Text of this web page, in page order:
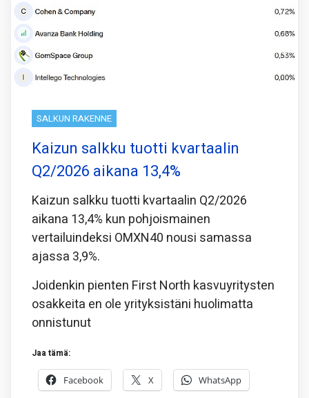
SALKUN RAKENNE
Kaizun salkku tuotti kvartaalin
Q2/2026 aikana 13,4%
Kaizun salkku tuotti kvartaalin Q2/2026
aikana 13,4% kun pohjoismainen
vertailuindeksi OMXN40 nousi samassa
ajassa 3,9%.
Joidenkin pienten First North kasvuyritysten
osakkeita en ole yrityksistäni huolimatta
onnistunut
Jaa tämä:
Facebook X WhatsApp